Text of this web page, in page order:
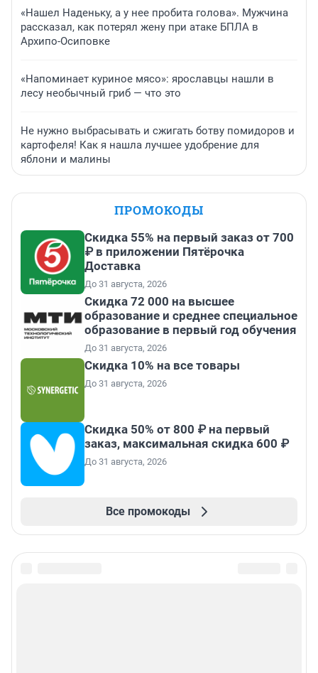
«Нашел Наденьку, а у нее пробита голова». Мужчина
рассказал, как потерял жену при атаке БПЛА в
Архипо-Осиповке
«Напоминает куриное мясо»: ярославцы нашли в
лесу необычный гриб — что это
Не нужно выбрасывать и сжигать ботву помидоров и
картофеля! Как я нашла лучшее удобрение для
яблони и малины
ПРОМОКОДЫ
Скидка 55% на первый заказ от 700
₽ в приложении Пятёрочка
Доставка
До 31 августа, 2026
Скидка 72 000 на высшее
образование и среднее специальное
образование в первый год обучения
До 31 августа, 2026
Скидка 10% на все товары
До 31 августа, 2026
Скидка 50% от 800 ₽ на первый
заказ, максимальная скидка 600 ₽
До 31 августа, 2026
Все промокоды